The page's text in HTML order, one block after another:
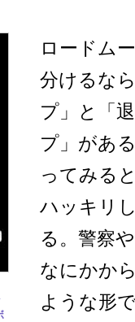
ロードム
分けるな
プ」と「
プ」があ
ってみる
ハッキリ
る。警察
なにかか
ような形